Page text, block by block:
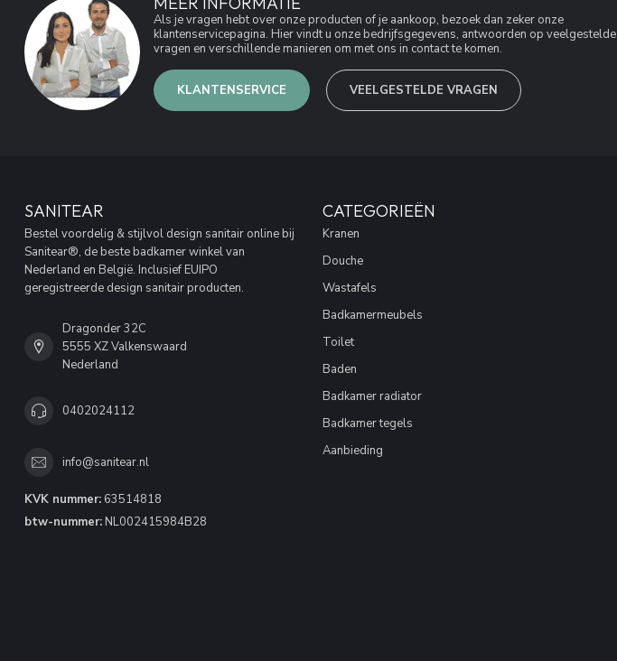
Als je vragen hebt over onze producten of je aankoop, bezoek dan zeker onze
klantenservicepagina. Hier vindt u onze bedrijfsgegevens, antwoorden op veelgestelde
vragen en verschillende manieren om met ons in contact te komen.
KLANTENSERVICE VEELGESTELDE VRAGEN
SANITEAR
Bestel voordelig & stijlvol design sanitair online bij
Sanitear®, de beste badkamer winkel van
Nederland en België. Inclusief EUIPO
geregistreerde design sanitair producten.
Dragonder 32C
5555 XZ Valkenswaard
Nederland
0402024112
info@sanitear.nl
KVK nummer: 63514818
btw-nummer: NL002415984B28
CATEGORIEËN
Kranen
Douche
Wastafels
Badkamermeubels
Toilet
Baden
Badkamer radiator
Badkamer tegels
Aanbieding